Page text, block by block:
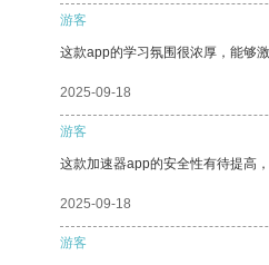
游客
这款app的学习氛围很浓厚，能够
2025-09-18
游客
这款加速器app的安全性有待提高
2025-09-18
游客